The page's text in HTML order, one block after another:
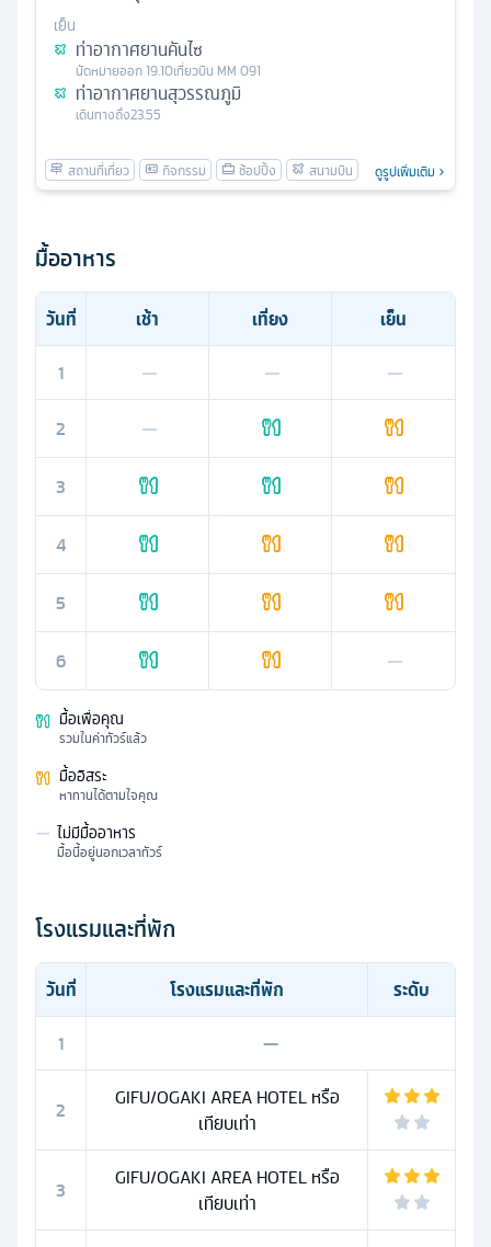
เย็น
ท่าอากาศยานคันไซ
นัดหมายออก19.10เที่ยวบิน MM 091
ท่าอากาศยานสุวรรณภูมิ
เดินทางถึง23.55
ดูรูปเพิ่มเติม
มื้ออาหาร
วันที่ เช้า เที่ยง
เย็น
1
— —
—
2
—
3
4
5
6 —
มื้อเพื่อคุณ
รวมในค่าทัวร์แล้ว
มื้ออิสระ
หาทานได้ตามใจคุณ
— ไม่มีมื้ออาหาร
มื้อนี้อยู่นอกเวลาทัวร์
โรงแรมและที่พัก
วันที่ โรงแรมและที่พัก
ระดับ
1
—
2
GIFU/OGAKI AREA HOTEL หรือ
เทียบเท่า
3
GIFU/OGAKI AREA HOTEL หรือ
เทียบเท่า